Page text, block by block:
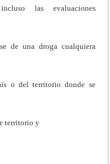
las evaluaciones
de una droga cualquiera
o del territorio donde se
territorio y